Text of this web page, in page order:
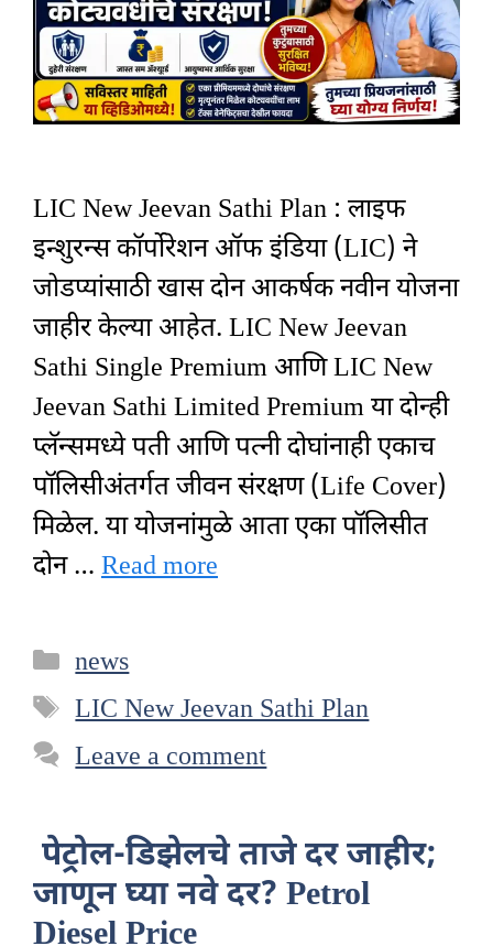
LIC New Jeevan Sathi Plan : लाइफ
इन्शुरन्स कॉर्पोरेशन ऑफ इंडिया (LIC) ने
जोडप्यांसाठी खास दोन आकर्षक नवीन योजना
जाहीर केल्या आहेत. LIC New Jeevan
Sathi Single Premium आणि LIC New
Jeevan Sathi Limited Premium या दोन्ही
प्लॅन्समध्ये पती आणि पत्नी दोघांनाही एकाच
पॉलिसीअंतर्गत जीवन संरक्षण (Life Cover)
मिळेल. या योजनांमुळे आता एका पॉलिसीत
दोन … Read more
Categories
news
Tags
LIC New Jeevan Sathi Plan
Leave a comment
पेट्रोल-डिझेलचे ताजे दर जाहीर;
जाणून घ्या नवे दर? Petrol
Diesel Price